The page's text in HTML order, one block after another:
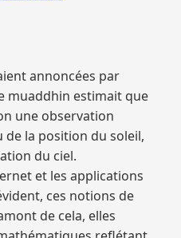
annoncées par
muaddhin estimait que
une observation
de la position du soleil,
du ciel.
et les applications
ces notions de
de cela, elles